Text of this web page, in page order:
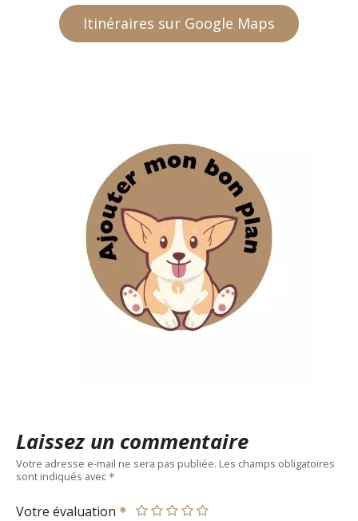
Itinéraires sur Google Maps
Laissez un commentaire
Votre adresse e-mail ne sera pas publiée. Les champs obligatoires
sont indiqués avec
Votre évaluation